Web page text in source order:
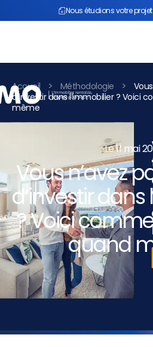
contenu
Nous étudions votre
Accueil > Méthodologie >
d’investir dans l’immobilier ? Voici
même
Le 11 mai
Vous n’avez
d’investir dans
? Voici
quand